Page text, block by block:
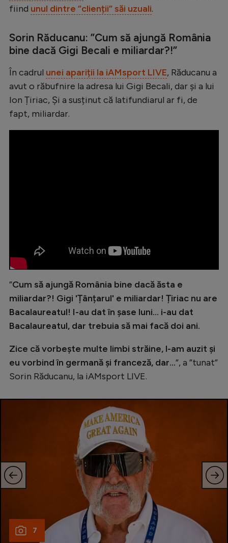
Intră în cont
Creează cont
fiind unul dintre ”clienții” săi uzuali.
Sorin Răducanu: ”Cum să ajungă România
bine dacă Gigi Becali e miliardar?!”
În cadrul unei apariții la iAMsport LIVE, Răducanu a
avut o răbufnire la adresa lui Gigi Becali, dar și a lui
Ion Țiriac, Și a susținut că latifundiarul ar fi, de
fapt, miliardar.
”Cum să ajungă România bine dacă ăsta e
miliardar?! Gigi 'Țânțarul' e miliardar! Țiriac nu are
Bacalaureatul! I-au dat în șase luni... i-au dat
Bacalaureatul, dar trebuia să mai facă doi ani.
Zice că vorbește multe limbi străine, l-am auzit și
eu vorbind în germană și franceză, dar...”, a ”tunat”
Sorin Răducanu, la iAMsport LIVE.
7